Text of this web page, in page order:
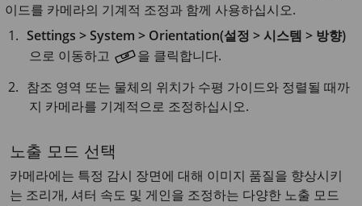
이드를 카메라의 기계적 조정과 함께 사용하십시오.
Settings > System > Orientation(설정 > 시스템 > 방향)
으로 이동하고
을 클릭합니다.
참조 영역 또는 물체의 위치가 수평 가이드와 정렬될 때까
지 카메라를 기계적으로 조정하십시오.
노출 모드 선택
카메라에는 특정 감시 장면에 대해 이미지 품질을 향상시키
는 조리개, 셔터 속도 및 게인을 조정하는 다양한 노출 모드